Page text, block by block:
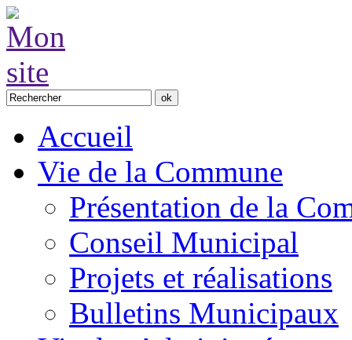
Accueil
Vie de la Commune
Présentation de la
Conseil Municipal
Projets et réalisations
Bulletins Municipaux